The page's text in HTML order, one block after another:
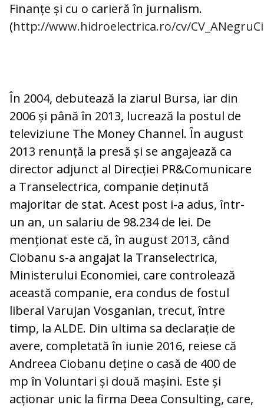
Finanțe și cu o carieră în jurnalism.
(http://www.hidroelectrica.ro/cv/
În 2004, debutează la ziarul Bursa, iar din
2006 și până în 2013, lucrează la postul de
televiziune The Money Channel. În august
2013 renunță la presă și se angajează ca
director adjunct al Direcției PR&Comunicare
a Transelectrica, companie deținută
majoritar de stat. Acest post i-a adus, într-
un an, un salariu de 98.234 de lei. De
menționat este că, în august 2013, când
Ciobanu s-a angajat la Transelectrica,
Ministerului Economiei, care controlează
această companie, era condus de fostul
liberal Varujan Vosganian, trecut, între
timp, la ALDE. Din ultima sa declarație de
avere, completată în iunie 2016, reiese că
Andreea Ciobanu deține o casă de 400 de
mp în Voluntari și două mașini. Este și
acționar unic la firma Deea Consulting, care,